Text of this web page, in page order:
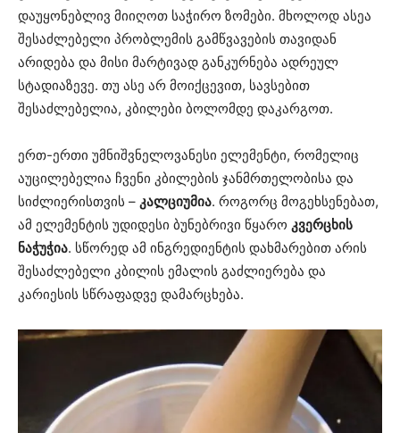
დაუყონებლივ მიიღოთ საჭირო ზომები. მხოლოდ ასეა
შესაძლებელი პრობლემის გამწვავების თავიდან
არიდება და მისი მარტივად განკურნება ადრეულ
სტადიაზევე. თუ ასე არ მოიქცევით, სავსებით
შესაძლებელია, კბილები ბოლომდე დაკარგოთ.
ერთ-ერთი უმნიშვნელოვანესი ელემენტი, რომელიც
აუცილებელია ჩვენი კბილების ჯანმრთელობისა და
სიძლიერისთვის – კალციუმია. როგორც მოგეხსენებათ,
ამ ელემენტის უდიდესი ბუნებრივი წყარო კვერცხის
ნაჭუჭია. სწორედ ამ ინგრედიენტის დახმარებით არის
შესაძლებელი კბილის ემალის გაძლიერება და
კარიესის სწრაფადვე დამარცხება.